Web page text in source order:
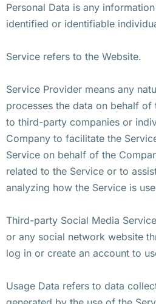
Personal Data is any
identified or identifiable
Service refers to the Website.
Service Provider means any
processes the data on behalf of
to third-party companies or
Company to facilitate the
Service on behalf of the
related to the Service or to
analyzing how the Service is
Third-party Social Media
or any social network website
log in or create an account to
Usage Data refers to data